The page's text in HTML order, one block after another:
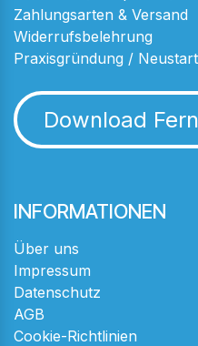
Zahlungsarten & Versand
Widerrufsbelehrung
Praxisgründung /
Download
INFORMATIONEN
Über uns
Impressum
Datenschutz
AGB
Cookie-Richtlinien